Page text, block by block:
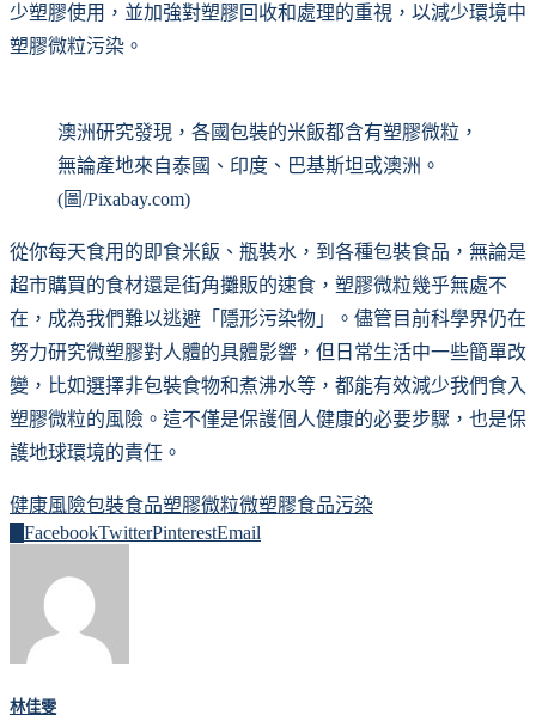
少塑膠使用，並加強對塑膠回收和處理的重視，以減少環境中
塑膠微粒污染。
澳洲研究發現，各國包裝的米飯都含有塑膠微粒，
無論產地來自泰國、印度、巴基斯坦或澳洲。
(圖/Pixabay.com)
從你每天食用的即食米飯、瓶裝水，到各種包裝食品，無論是
超市購買的食材還是街角攤販的速食，塑膠微粒幾乎無處不
在，成為我們難以逃避「隱形污染物」。儘管目前科學界仍在
努力研究微塑膠對人體的具體影響，但日常生活中一些簡單改
變，比如選擇非包裝食物和煮沸水等，都能有效減少我們食入
塑膠微粒的風險。這不僅是保護個人健康的必要步驟，也是保
護地球環境的責任。
健康風險包裝食品塑膠微粒微塑膠食品污染
FacebookTwitterPinterestEmail
林佳雯